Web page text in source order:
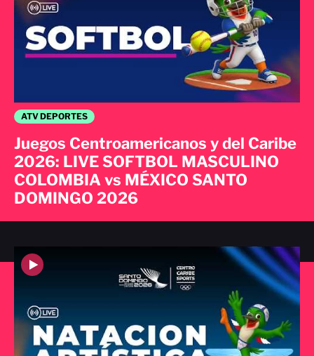
ATV DEPORTES
Juegos Centroamericanos y del Caribe
2026: LIVE SOFTBOL MASCULINO
COLOMBIA vs MÉXICO SANTO
DOMINGO 2026